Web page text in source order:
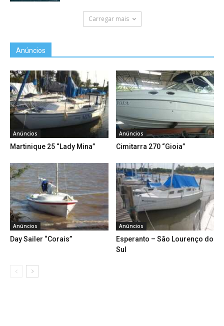
Carregar mais
Anúncios
Anúncios
Martinique 25 “Lady Mina”
Anúncios
Cimitarra 270 “Gioia”
Anúncios
Day Sailer “Corais”
Anúncios
Esperanto – São Lourenço do
Sul